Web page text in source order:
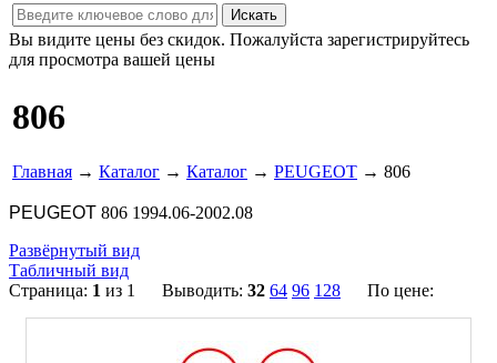
Вы видите цены без скидок. Пожалуйста зарегистрируйтесь
для просмотра вашей цены
806
Главная → Каталог → Каталог → PEUGEOT → 806
PEUGEOT 806 1994.06-2002.08
Развёрнутый вид
Табличный вид
Страница: 1 из 1 Выводить: 32 64 96 128 По цене: